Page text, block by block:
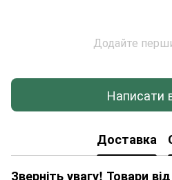
Додайте
Написати
Доставка
Зверніть увагу! Товари